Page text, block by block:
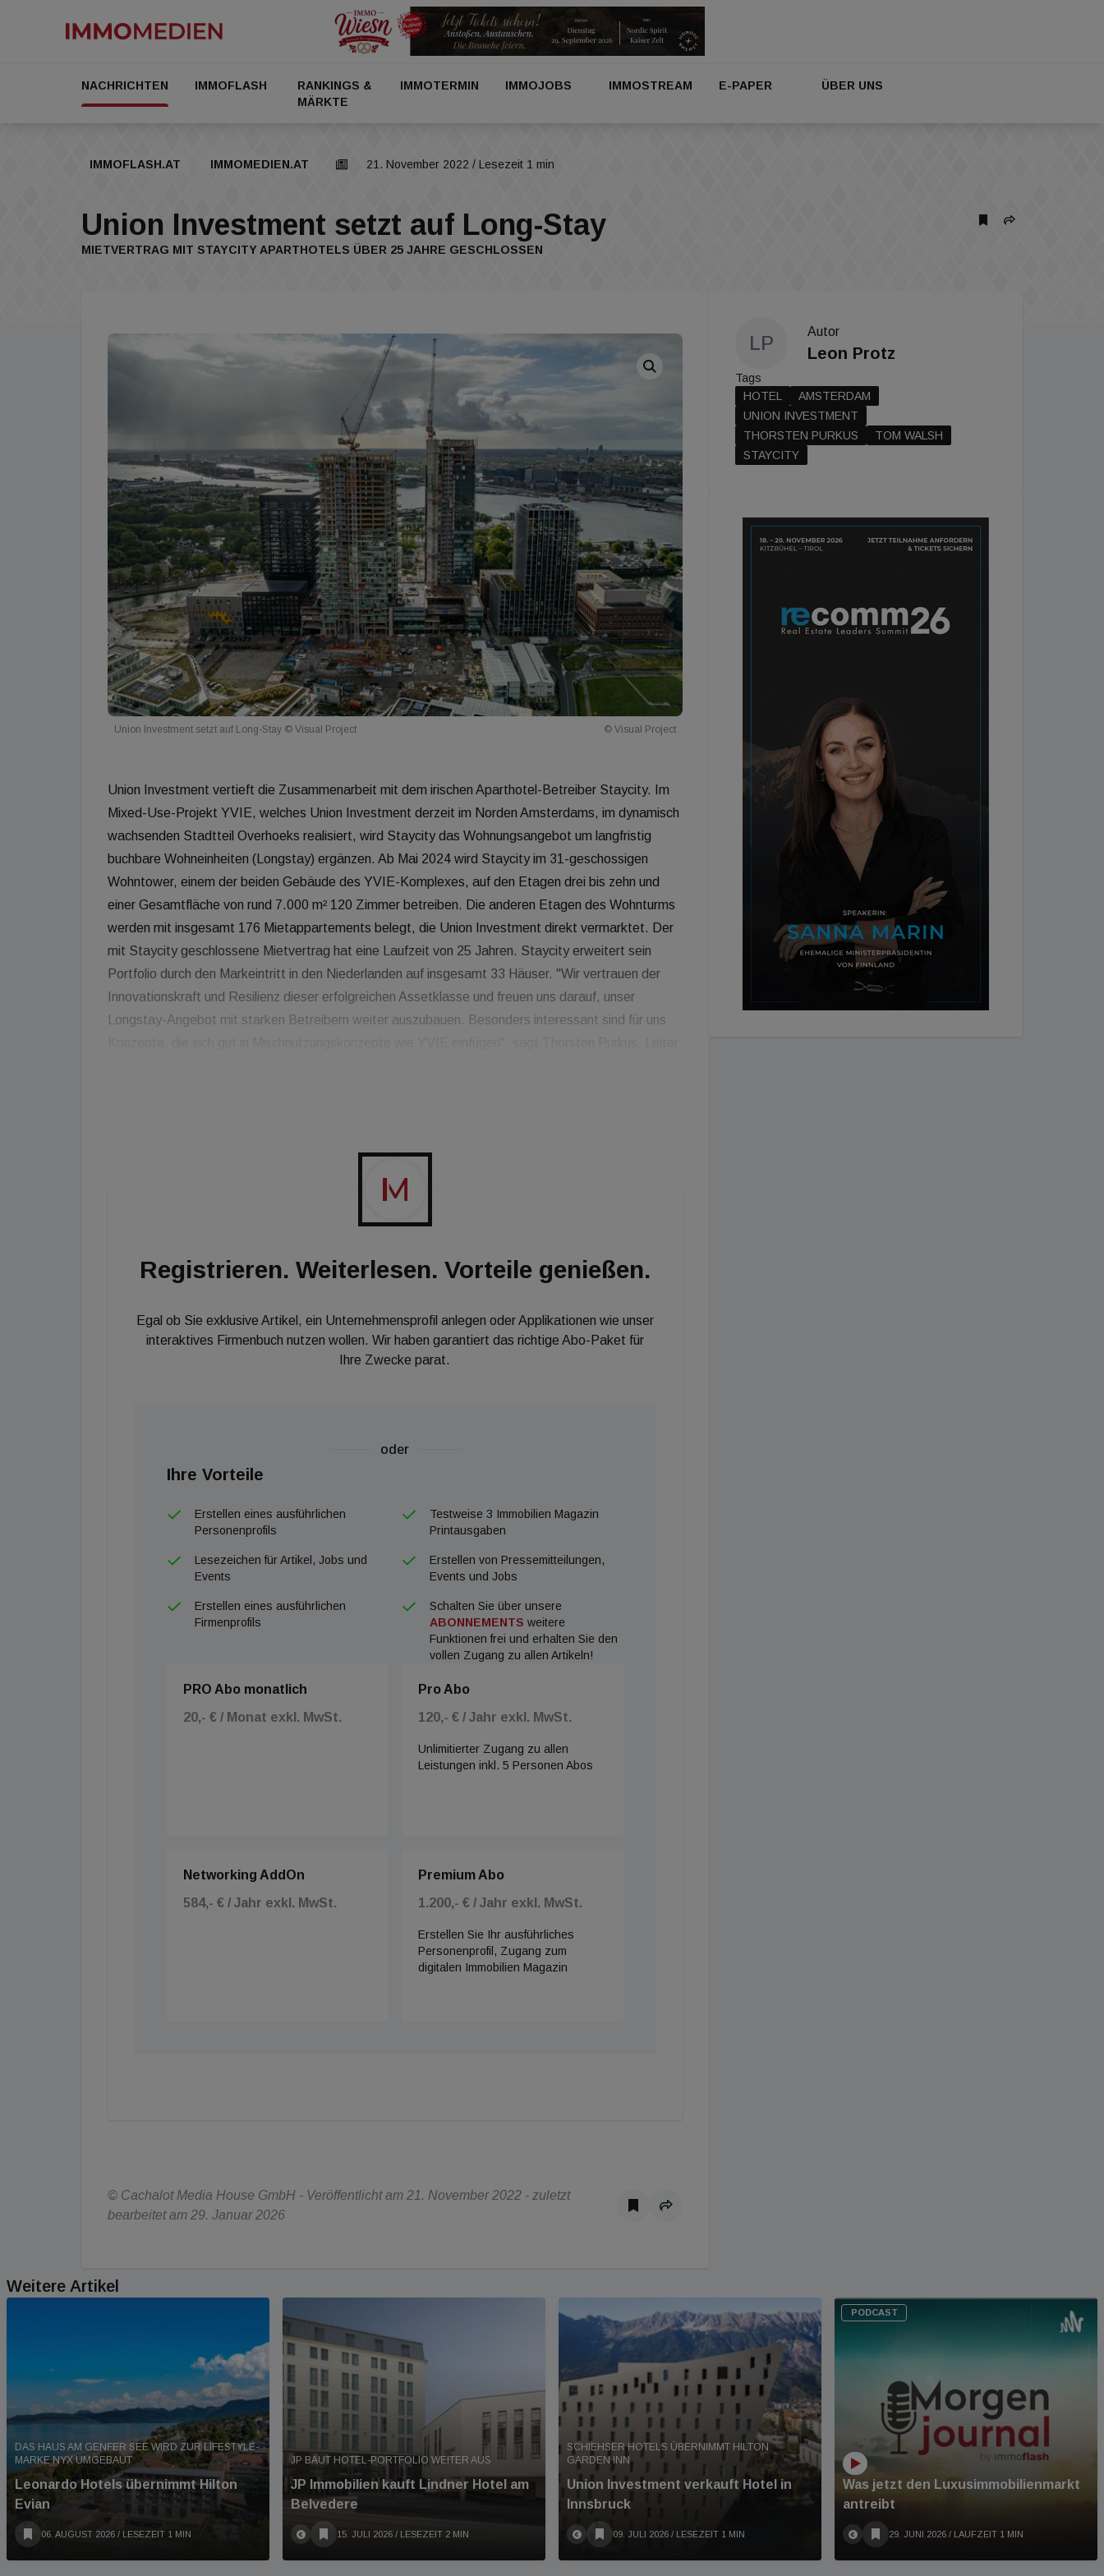
NACHRICHTEN IMMOFLASH
RANKINGS &
MÄRKTE
IMMOTERMIN IMMOJOBS IMMOSTREAM E-PAPER ÜBER UNS
IMMOFLASH.AT IMMOMEDIEN.AT 21. November 2022 / Lesezeit 1 min
Union Investment setzt auf Long-Stay
MIETVERTRAG MIT STAYCITY APARTHOTELS ÜBER 25 JAHRE GESCHLOSSEN
Union Investment setzt auf Long-Stay © Visual Project © Visual Project
Union Investment vertieft die Zusammenarbeit mit dem irischen Aparthotel-Betreiber Staycity. Im
Mixed-Use-Projekt YVIE, welches Union Investment derzeit im Norden Amsterdams, im dynamisch
wachsenden Stadtteil Overhoeks realisiert, wird Staycity das Wohnungsangebot um langfristig
buchbare Wohneinheiten (Longstay) ergänzen. Ab Mai 2024 wird Staycity im 31-geschossigen
Wohntower, einem der beiden Gebäude des YVIE-Komplexes, auf den Etagen drei bis zehn und
einer Gesamtfläche von rund 7.000 m² 120 Zimmer betreiben. Die anderen Etagen des Wohnturms
werden mit insgesamt 176 Mietappartements belegt, die Union Investment direkt vermarktet. Der
mit Staycity geschlossene Mietvertrag hat eine Laufzeit von 25 Jahren. Staycity erweitert sein
Portfolio durch den Markeintritt in den Niederlanden auf insgesamt 33 Häuser. "Wir vertrauen der
Innovationskraft und Resilienz dieser erfolgreichen Assetklasse und freuen uns darauf, unser
Longstay-Angebot mit starken Betreibern weiter auszubauen. Besonders interessant sind für uns
Portfolios, insbesondere dieses spektakuläre Gebäude in einer so pulsierenden und aufstrebenden
Gegend", sagt Tom Walsh, CEO und Mitbegründer der Staycity Group. "Staycity verfügt
mittlerweile über fast 6.000 Apartments in 33 Objekten, und unsere Wachstumspläne sehen vor,
bald auch Portugal sowie weitere Standorte in London, Paris und München einzubeziehen. Wir
Registrieren. Weiterlesen. Vorteile genießen.
Egal ob Sie exklusive Artikel, ein Unternehmensprofil anlegen oder Applikationen wie unser
interaktives Firmenbuch nutzen wollen. Wir haben garantiert das richtige Abo-Paket für
Ihre Zwecke parat.
oder
Ihre Vorteile
Erstellen eines ausführlichen
Personenprofils
Testweise 3 Immobilien Magazin
Printausgaben
Lesezeichen für Artikel, Jobs und
Events
Erstellen von Pressemitteilungen,
Events und Jobs
Erstellen eines ausführlichen
Firmenprofils
Schalten Sie über unsere
ABONNEMENTS weitere
Funktionen frei und erhalten Sie den
vollen Zugang zu allen Artikeln!
PRO Abo monatlich
20,- € / Monat exkl. MwSt.
Pro Abo
120,- € / Jahr exkl. MwSt.
Unlimitierter Zugang zu allen
Leistungen inkl. 5 Personen Abos
Networking AddOn
584,- € / Jahr exkl. MwSt.
Premium Abo
1.200,- € / Jahr exkl. MwSt.
Erstellen Sie Ihr ausführliches
Personenprofil, Zugang zum
digitalen Immobilien Magazin
© Cachalot Media House GmbH - Veröffentlicht am 21. November 2022 - zuletzt
bearbeitet am 29. Januar 2026
LP
Autor
Leon Protz
Tags
HOTEL
AMSTERDAM
UNION INVESTMENT
THORSTEN PURKUS
TOM WALSH
STAYCITY
Weitere Artikel
DAS HAUS AM GENFER SEE WIRD ZUR LIFESTYLE-
MARKE NYX UMGEBAUT
Leonardo Hotels übernimmt Hilton
Evian
06. AUGUST 2026 / LESEZEIT 1 MIN
JP BAUT HOTEL-PORTFOLIO WEITER AUS
JP Immobilien kauft Lindner Hotel am
Belvedere
15. JULI 2026 / LESEZEIT 2 MIN
SCHIEHSER HOTELS ÜBERNIMMT HILTON
GARDEN INN
Union Investment verkauft Hotel in
Innsbruck
09. JULI 2026 / LESEZEIT 1 MIN
PODCAST
Was jetzt den Luxusimmobilienmarkt
antreibt
29. JUNI 2026 / LAUFZEIT 1 MIN